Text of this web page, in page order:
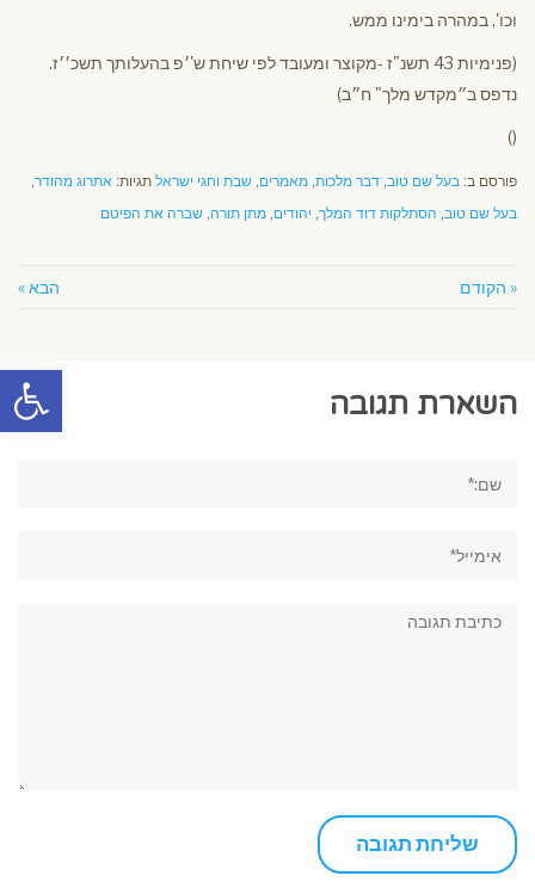
פתח
וכו', במהרה בימינו ממש.
(פנימיות 43 תשנ"ז -מקוצר ומעובד לפי שיחת ש'׳פ בהעלותך תשכ׳׳ז.
נדפס ב״מקדש מלך" ח״ב)
()
פורסם ב: בעל שם טוב, דבר מלכות, מאמרים, שבת וחגי ישראל תגיות: אתרוג מהודר,
בעל שם טוב, הסתלקות דוד המלך, יהודים, מתן תורה, שברה את הפיטם
« הקודם הבא »
השארת תגובה